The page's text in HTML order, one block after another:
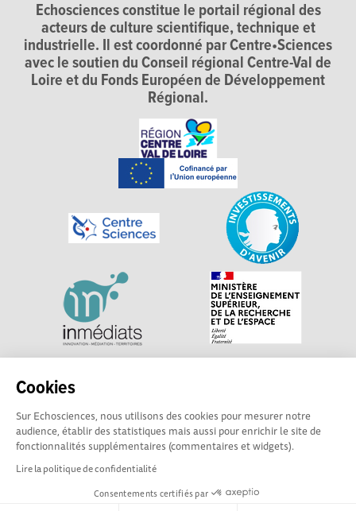
Cookies
Sur Echosciences, nous utilisons des cookies pour mesurer notre
audience, établir des statistiques mais aussi pour enrichir le site de
fonctionnalités supplémentaires (commentaires et widgets).
Lire la politique de confidentialité
Consentements certifiés par
Echosciences constitue le portail régional des
acteurs de culture scientifique, technique et
industrielle. Il est coordonné par Centre•Sciences
avec le soutien du Conseil régional Centre-Val de
Loire et du Fonds Européen de Développement
Régional.
Explorer, s’exprimer, rentrer en contact : Echosciences
sciences et de technologies du territoire. Propulsé par
Centre•Sciences/ Contact : echosciences@centre-
sciences.fr
Mentions légales|Politique de confidentialité